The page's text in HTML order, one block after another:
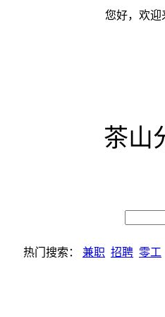
您好，欢迎
茶山
热门搜索： 兼职 招聘 零工